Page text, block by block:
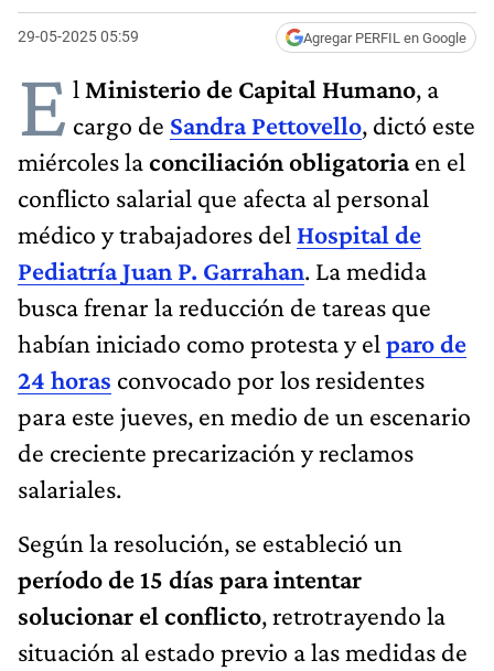
29-05-2025 05:59 Agregar PERFIL en Google
E l Ministerio de Capital Humano, a
cargo de Sandra Pettovello, dictó este
miércoles laconciliación obligatoriaen el
conflicto salarial que afecta al personal
médico y trabajadores del Hospital de
Pediatría Juan P. Garrahan. La medida
busca frenar la reducción de tareas que
habían iniciado como protestay el paro de
24 horas convocado por los residentes
para este jueves, en medio de un escenario
de creciente precarización y reclamos
salariales.
Según la resolución, se estableció un
período de 15 días para intentar
solucionar el conflicto, retrotrayendo la
situación al estado previo a las medidas de